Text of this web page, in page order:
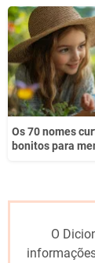
Os 70 nomes
bonitos para
O